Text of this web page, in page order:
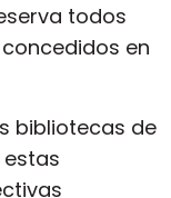
todos
en
bibliotecas de